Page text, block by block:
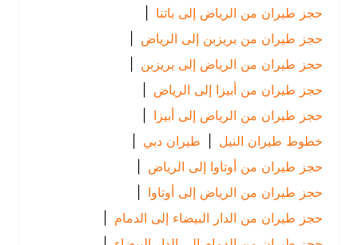
حجز طيران من الرياض إلى باتنا |
حجز طيران من بريزبن إلى الرياض
|
حجز طيران من الرياض إلى بريزبن |
حجز طيران من أبيزا إلى الرياض
|
حجز طيران من الرياض إلى أبيزا
خطوط طيران النيل | طيران دبي |
حجز طيران من أوتاوا إلى الرياض
|
حجز طيران من الرياض إلى أوتاوا |
حجز طيران من الدار البيضاء إلى الدمام
|